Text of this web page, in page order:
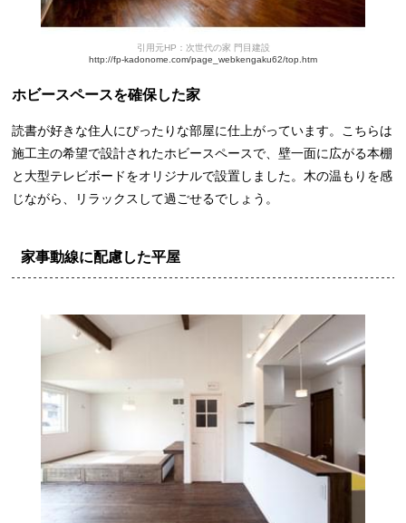
引用元HP：次世代の家 門目建設
http://fp-kadonome.com/page_webkengaku62/top.htm
ホビースペースを確保した家
読書が好きな住人にぴったりな部屋に仕上がっています。こちらは
施工主の希望で設計されたホビースペースで、壁一面に広がる本棚
と大型テレビボードをオリジナルで設置しました。木の温もりを感
じながら、リラックスして過ごせるでしょう。
家事動線に配慮した平屋